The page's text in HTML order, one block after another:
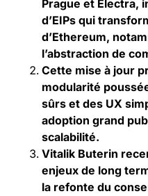
Prague et Electra,
d’EIPs qui
d’Ethereum,
l’abstraction de
Cette mise à jour
modularité
sûrs et des UX
adoption grand
scalabilité.
Vitalik Buterin
enjeux de long
la refonte du